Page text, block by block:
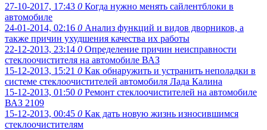
27-10-2017, 17:43 0 Когда нужно менять сайлентблоки в
автомобиле
24-01-2014, 02:16 0 Анализ функций и видов дворников, а
также причин ухудшения качества их работы
22-12-2013, 23:14 0 Определение причин неисправности
стеклоочистителя на автомобиле ВАЗ
15-12-2013, 15:21 0 Как обнаружить и устранить неполадки в
системе стеклоочистителей автомобиля Лада Калина
15-12-2013, 01:50 0 Ремонт стеклоочистителей на автомобиле
ВАЗ 2109
15-12-2013, 00:45 0 Как дать новую жизнь износившимся
стеклоочистителям